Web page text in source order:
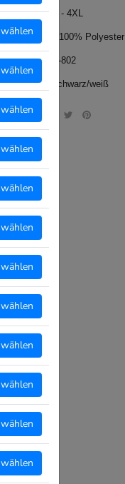
Größe: S - 4XL
Material: 100% Polyester
Art. 9223-802
Farbe : schwarz/weiß
TEILEN